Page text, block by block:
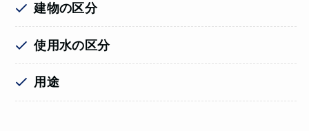
建物の区分
使用水の区分
用途